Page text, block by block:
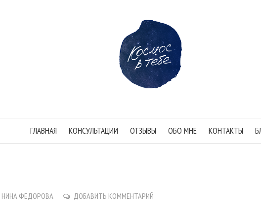
ГЛАВНАЯ КОНСУЛЬТАЦИИ ОТЗЫВЫ ОБО МНЕ КОНТАКТЫ
НИНА ФЕДОРОВА ДОБАВИТЬ КОММЕНТАРИЙ